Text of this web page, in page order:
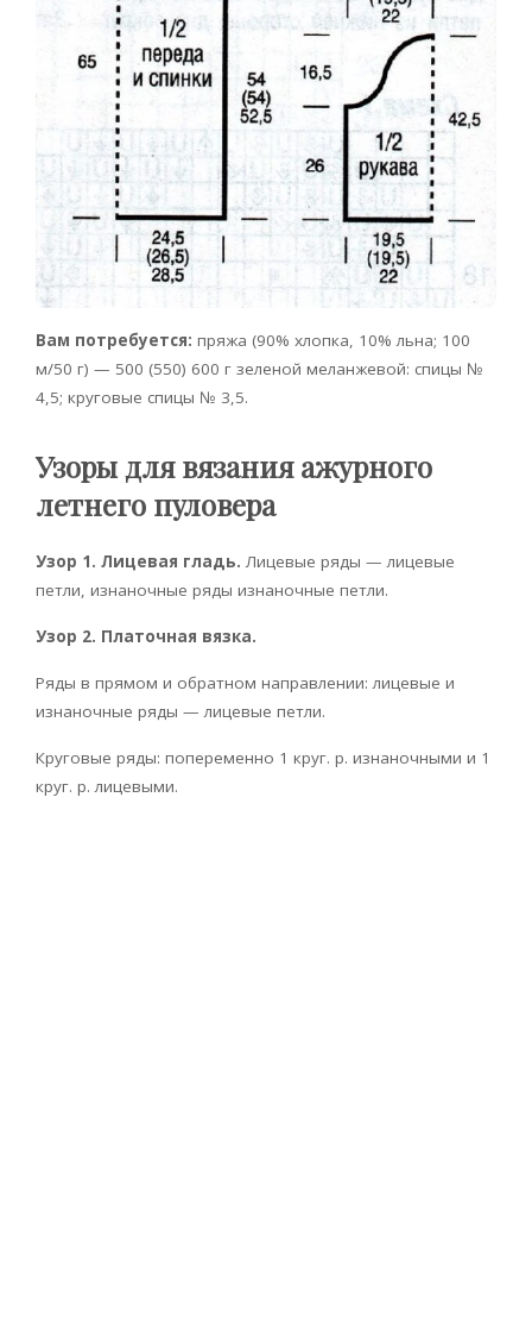
Вам потребуется: пряжа (90% хлопка, 10% льна; 100
м/50 г) — 500 (550) 600 г зеленой меланжевой: спицы №
4,5; круговые спицы № 3,5.
Узоры для вязания ажурного
летнего пуловера
Узор 1. Лицевая гладь. Лицевые ряды — лицевые
петли, изнаночные ряды изнаночные петли.
Узор 2. Платочная вязка.
Ряды в прямом и обратном направлении: лицевые и
изнаночные ряды — лицевые петли.
Круговые ряды: попеременно 1 круг. р. изнаночными и 1
круг. р. лицевыми.